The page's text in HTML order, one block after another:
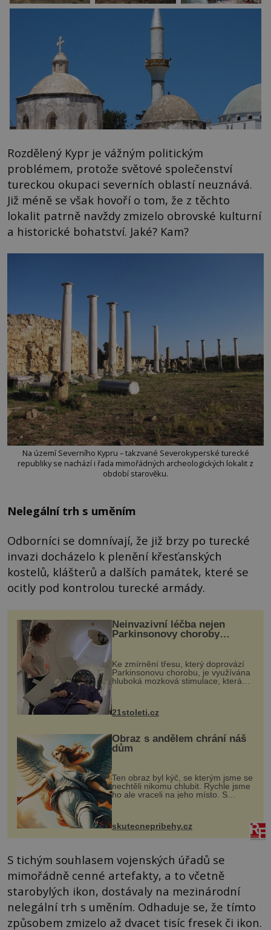
Rozdělený Kypr je vážným politickým
problémem, protože světové společenství
tureckou okupaci severních oblastí neuznává.
Již méně se však hovoří o tom, že z těchto
lokalit patrně navždy zmizelo obrovské kulturní
a historické bohatství. Jaké? Kam?
Na území Severního Kypru – takzvané Severokyperské turecké
republiky se nachází i řada mimořádných archeologických lokalit z
období starověku.
Nelegální trh s uměním
Odborníci se domnívají, že již brzy po turecké
invazi docházelo k plenění křesťanských
kostelů, klášterů a dalších památek, které se
ocitly pod kontrolou turecké armády.
Neinvazivní léčba nejen
Parkinsonovy choroby
Ke zmírnění třesu, který doprovází
Parkinsonovu chorobu, je využívána
hluboká mozková stimulace, která
však vyžaduje vysoce invazivní
k dostatečně přesnému zacílení ...
21stoleti.cz
Obraz s andělem chrání náš
dům
Ten obraz byl kýč, se kterým jsme se
nechtěli nikomu chlubit. Rychle jsme
ho ale vraceli na jeho místo. S
manželem Vaškem jsme si pořídili
chaloupku, takový domek na severu
Čech, kde jsme si naplánova...
skutecnepribehy.cz
S tichým souhlasem vojenských úřadů se
mimořádně cenné artefakty, a to včetně
starobylých ikon, dostávaly na mezinárodní
nelegální trh s uměním. Odhaduje se, že tímto
způsobem zmizelo až dvacet tisíc fresek či ikon.